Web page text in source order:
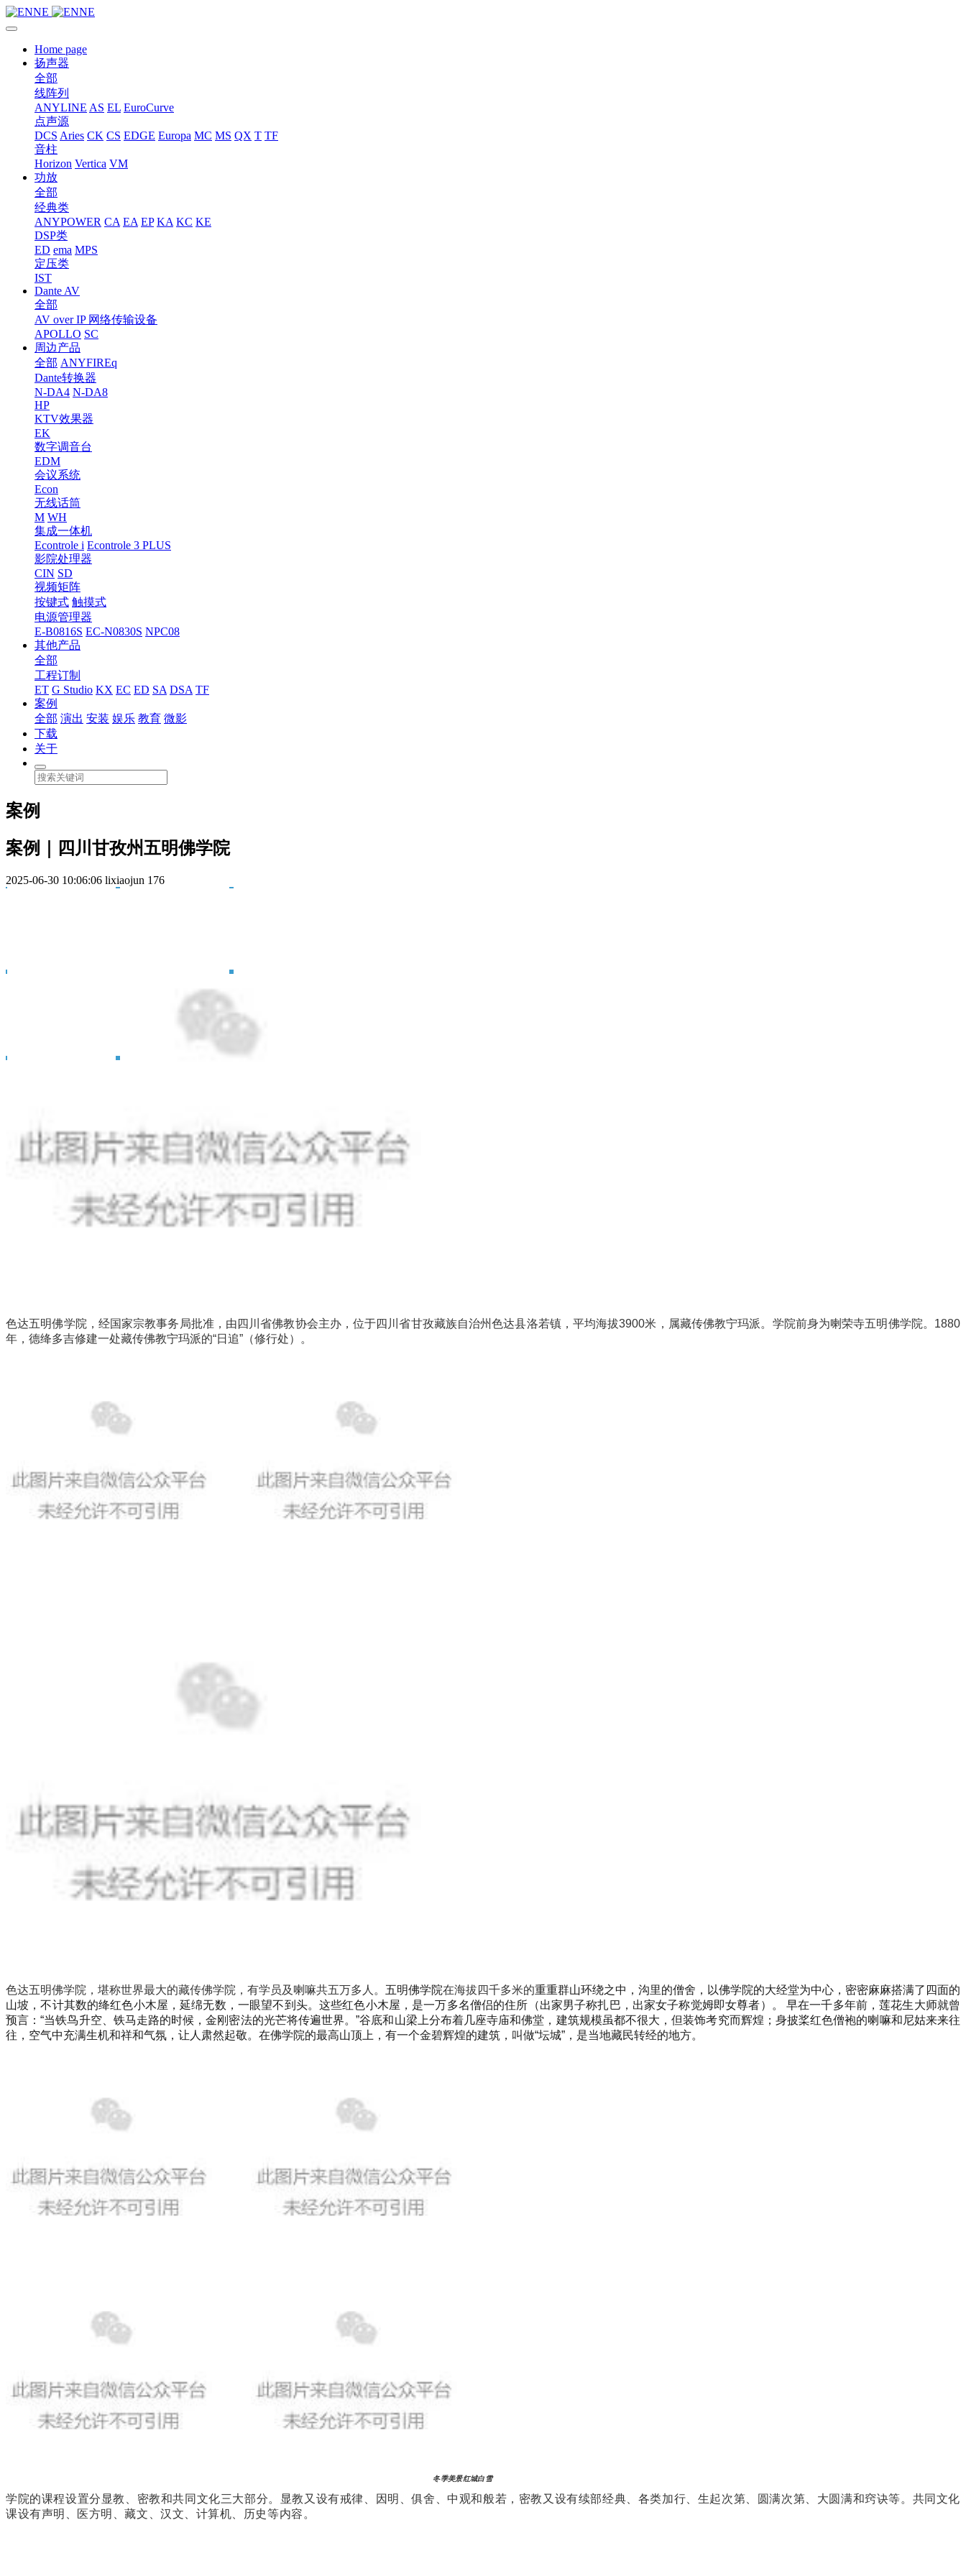
Home page
扬声器
全部
线阵列
ANYLINE AS EL EuroCurve
点声源
DCS Aries CK CS EDGE Europa MC MS QX T TF
音柱
Horizon Vertica VM
功放
全部
经典类
ANYPOWER CA EA EP KA KC KE
DSP类
ED ema MPS
定压类
IST
Dante AV
全部
AV over IP 网络传输设备
APOLLO SC
周边产品
全部 ANYFIREq
Dante转换器
N-DA4 N-DA8
HP
KTV效果器
EK
数字调音台
EDM
会议系统
Econ
无线话筒
M WH
集成一体机
Econtrole i Econtrole 3 PLUS
影院处理器
CIN SD
视频矩阵
按键式 触摸式
电源管理器
E-B0816S EC-N0830S NPC08
其他产品
全部
工程订制
ET G Studio KX EC ED SA DSA TF
案例
全部 演出 安装 娱乐 教育 微影
下载
关于
案例
案例｜四川甘孜州五明佛学院
2025-06-30 10:06:06 lixiaojun 176
色达五明佛学院，经国家宗教事务局批准，由四川省佛教协会主办，位于四川省甘孜藏族自治州色达县洛若镇，平均海拔3900米，属藏传佛教宁玛派。学院前身为喇荣寺五明佛学院。1880
年，德绛多吉修建一处藏传佛教宁玛派的“日追”（修行处）。
色达五明佛学院，堪称世界最大的藏传佛学院，有学员及喇嘛共五万多人。 五明佛学院在海拔四千多米的重重群山环绕之中，沟里的僧舍，以佛学院的大经堂为中心，密密麻麻搭满了四面的
山坡，不计其数的绛红色小木屋，延绵无数，一眼望不到头。这些红色小木屋，是一万多名僧侣的住所（出家男子称扎巴，出家女子称觉姆即女尊者）。 早在一千多年前，莲花生大师就曾
预言：“当铁鸟升空、铁马走路的时候，金刚密法的光芒将传遍世界。”谷底和山梁上分布着几座寺庙和佛堂，建筑规模虽都不很大，但装饰考究而辉煌；身披桨红色僧袍的喇嘛和尼姑来来往
往，空气中充满生机和祥和气氛，让人肃然起敬。在佛学院的最高山顶上，有一个金碧辉煌的建筑，叫做“坛城”，是当地藏民转经的地方。
冬季美景红城白雪
学院的课程设置分显教、密教和共同文化三大部分。显教又设有戒律、因明、俱舍、中观和般若，密教又设有续部经典、各类加行、生起次第、圆满次第、大圆满和窍诀等。共同文化
课设有声明、医方明、藏文、汉文、计算机、历史等内容。